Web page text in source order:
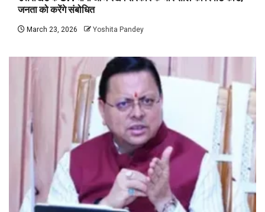
जनता को करेंगे संबोधित
March 23, 2026 Yoshita Pandey